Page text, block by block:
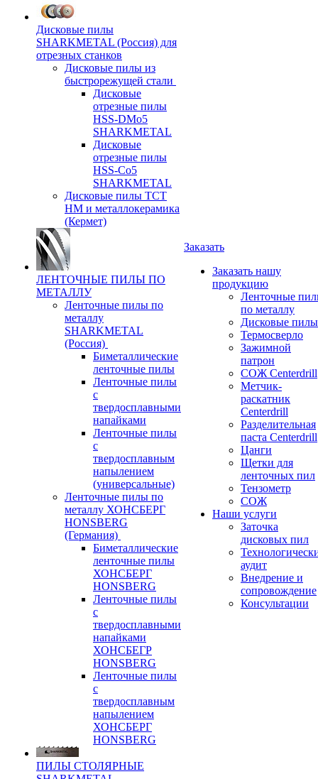
Дисковые пилы
SHARKMETAL (Россия) для
отрезных станков
Дисковые пилы из
быстрорежущей стали
Дисковые
отрезные пилы
HSS-DMo5
SHARKMETAL
Дисковые
отрезные пилы
HSS-Co5
SHARKMETAL
Дисковые пилы ТСТ
НМ и металлокерамика
(Кермет)
ЛЕНТОЧНЫЕ ПИЛЫ ПО
МЕТАЛЛУ
Ленточные пилы по
металлу
SHARKMETAL
(Россия)
Биметаллические
ленточные пилы
Ленточные пилы
с
твердосплавными
напайками
Ленточные пилы
с
твердосплавным
напылением
(универсальные)
Ленточные пилы по
металлу ХОНСБЕРГ
HONSBERG
(Германия)
Биметаллические
ленточные пилы
ХОНСБЕРГ
HONSBERG
Ленточные пилы
с
твердосплавными
напайками
ХОНСБЕГР
HONSBERG
Ленточные пилы
с
твердосплавным
напылением
ХОНСБЕРГ
HONSBERG
ПИЛЫ СТОЛЯРНЫЕ
Заказать
Заказать нашу
продукцию
Ленточные
по металлу
Дисковые пилы
Термосверло
Зажимной
патрон
СОЖ Centerdrill
Метчик-
раскатник
Centerdrill
Разделительная
паста Centerdrill
Цанги
Щетки для
ленточных пил
Тензометр
СОЖ
Наши услуги
Заточка
дисковых пил
аудит
Внедрение и
сопровождение
Консультации